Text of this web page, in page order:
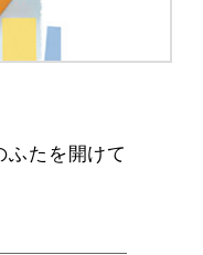
たを開けて